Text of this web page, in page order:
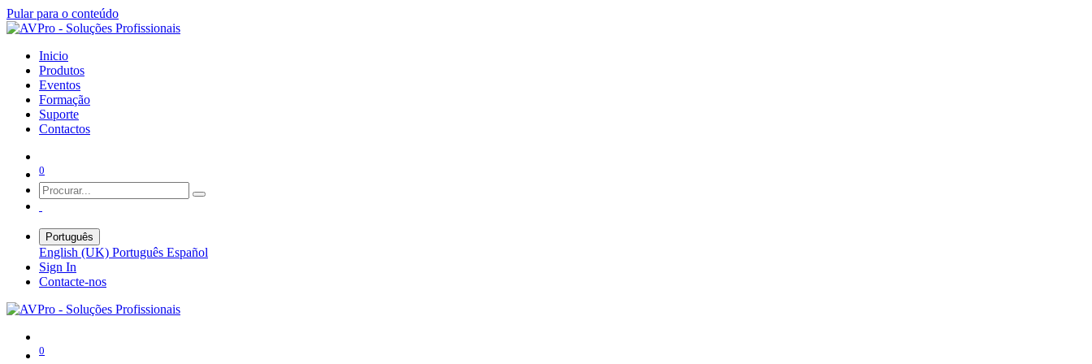
Pular para o conteúdo
Inicio
Produtos
Eventos
Formação
Suporte
Contactos
0
Português
English (UK) Português Español
Sign In
Contacte-nos
0